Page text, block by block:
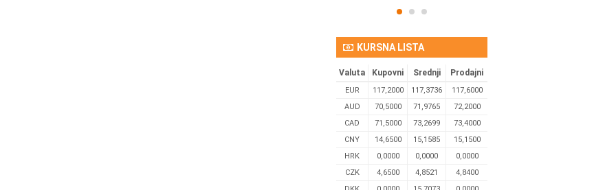
KURSNA LISTA
Valuta Kupovni Srednji Prodajni
EUR 117,2000 117,3736
117,6000
AUD
70,5000 71,9765
72,2000
CAD
71,5000 73,2699
73,4000
CNY
14,6500 15,1585
15,1500
HRK
0,0000 0,0000
0,0000
CZK
4,6500 4,8521
4,8400